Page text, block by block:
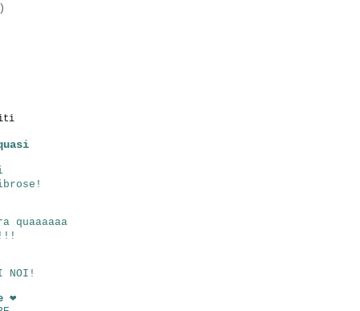
quaaaaaa
!!!
NOI!
❤